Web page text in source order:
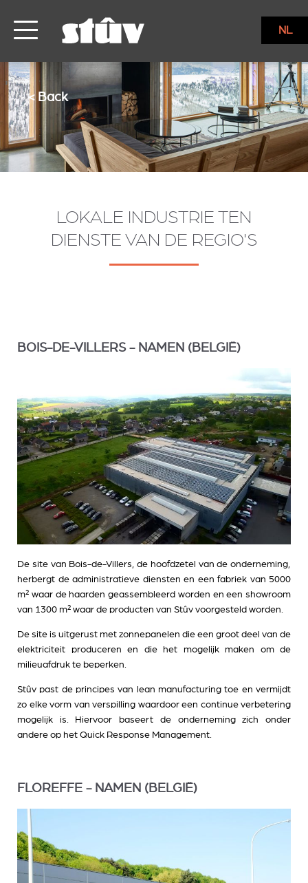
NL
< Back
LOKALE INDUSTRIE TEN
DIENSTE VAN DE REGIO'S
BOIS-DE-VILLERS - NAMEN (BELGIË)
De site van Bois-de-Villers, de hoofdzetel van de onderneming,
herbergt de administratieve diensten en een fabriek van 5000
m² waar de haarden geassembleerd worden en een showroom
van 1300 m² waar de producten van Stûv voorgesteld worden.
De site is uitgerust met zonnepanelen die een groot deel van de
elektriciteit produceren en die het mogelijk maken om de
milieuafdruk te beperken.
Stûv past de principes van lean manufacturing toe en vermijdt
zo elke vorm van verspilling waardoor een continue verbetering
mogelijk is. Hiervoor baseert de onderneming zich onder
andere op het Quick Response Management.
FLOREFFE - NAMEN (BELGIË)